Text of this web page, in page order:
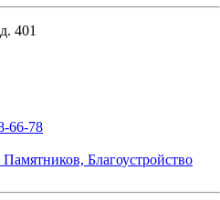
401
66-78
Благоустройство